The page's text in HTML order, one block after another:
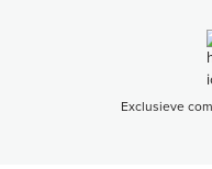
Exclusieve